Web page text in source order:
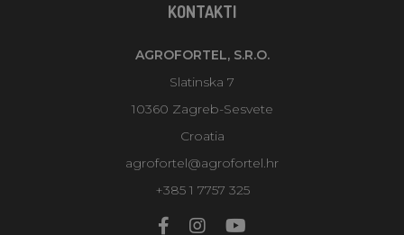
KONTAKTI
AGROFORTEL, S.R.O.
Slatinska 7
10360 Zagreb-Sesvete
Croatia
agrofortel@agrofortel.hr
+385 1 7757 325